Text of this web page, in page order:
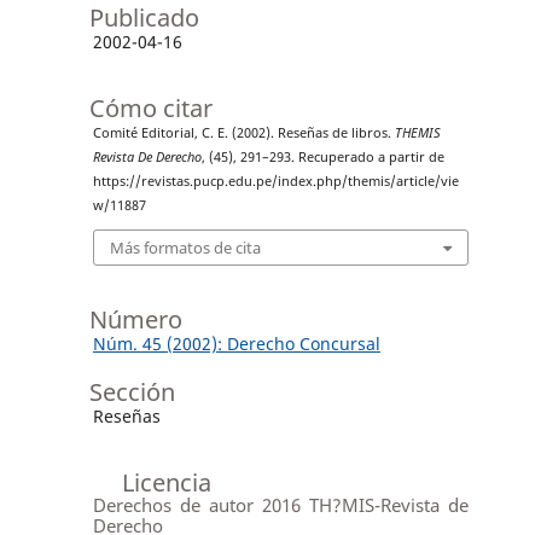
Publicado
2002-04-16
Cómo citar
Comité Editorial, C. E. (2002). Reseñas de libros. THEMIS
Revista De Derecho, (45), 291–293. Recuperado a partir de
https://revistas.pucp.edu.pe/index.php/themis/article/vie
w/11887
Más formatos de cita
Número
Núm. 45 (2002): Derecho Concursal
Sección
Reseñas
Licencia
Derechos de autor 2016 TH?MIS-Revista de
Derecho